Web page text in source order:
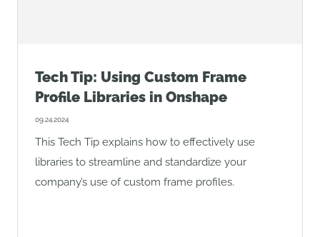
Tech Tip: Using Custom Frame
Profile Libraries in Onshape
09.24.2024
This Tech Tip explains how to effectively use
libraries to streamline and standardize your
company’s use of custom frame profiles.